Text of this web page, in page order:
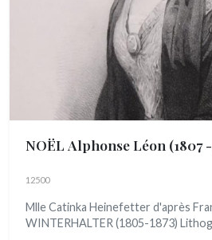
NOËL Alphonse Léon (1807
12500
Mlle Catinka Heinefetter d'après
WINTERHALTER (1805-1873)